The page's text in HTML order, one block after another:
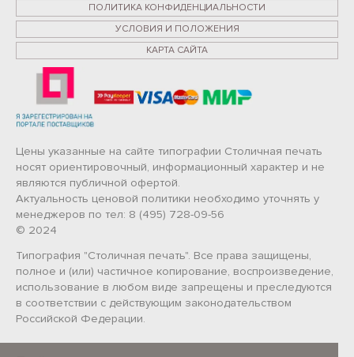
ПОЛИТИКА КОНФИДЕНЦИАЛЬНОСТИ
УСЛОВИЯ И ПОЛОЖЕНИЯ
КАРТА САЙТА
Цены указанные на сайте типографии Столичная печать
носят ориентировочный, информационный характер и не
являются публичной офертой.
Актуальность ценовой политики необходимо уточнять у
менеджеров по тел: 8 (495) 728-09-56
© 2024
Типография "Столичная печать". Все права защищены,
полное и (или) частичное копирование, воспроизведение,
использование в любом виде запрещены и преследуются
в соответствии с действующим законодательством
Российской Федерации.